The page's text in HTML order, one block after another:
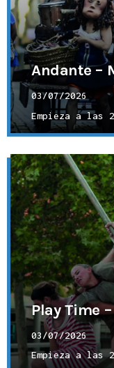
Andante –
03/07/2026
Empieza a las
Play Time
03/07/2026
Empieza a las